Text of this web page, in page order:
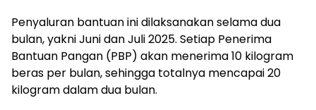
Penyaluran bantuan ini dilaksanakan selama dua
bulan, yakni Juni dan Juli 2025. Setiap Penerima
Bantuan Pangan (PBP) akan menerima 10 kilogram
beras per bulan, sehingga totalnya mencapai 20
kilogram dalam dua bulan.